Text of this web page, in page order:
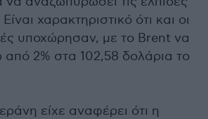
χαρακτηριστικό ότι και οι
υποχώρησαν, με το Brent να
από 2% στα 102,58 δολάρια το
είχε αναφέρει ότι η